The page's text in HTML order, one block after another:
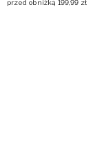
przed obniżką 199,99 zł